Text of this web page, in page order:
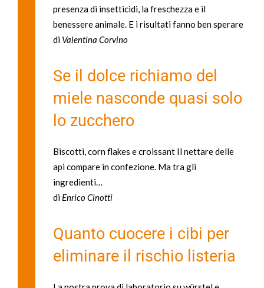
presenza di insetticidi, la freschezza e il
benessere animale. E i risultati fanno ben sperare
di Valentina Corvino
Se il dolce richiamo del
miele nasconde quasi solo
lo zucchero
Biscotti, corn flakes e croissant Il nettare delle
api compare in confezione. Ma tra gli
ingredienti…
di Enrico Cinotti
Quanto cuocere i cibi per
eliminare il rischio listeria